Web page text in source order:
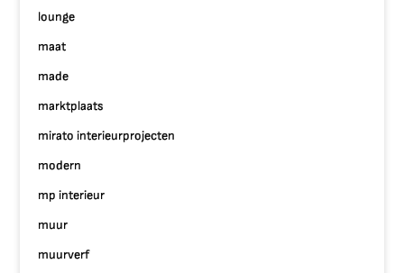
lounge
maat
made
marktplaats
mirato interieurprojecten
modern
mp interieur
muur
muurverf